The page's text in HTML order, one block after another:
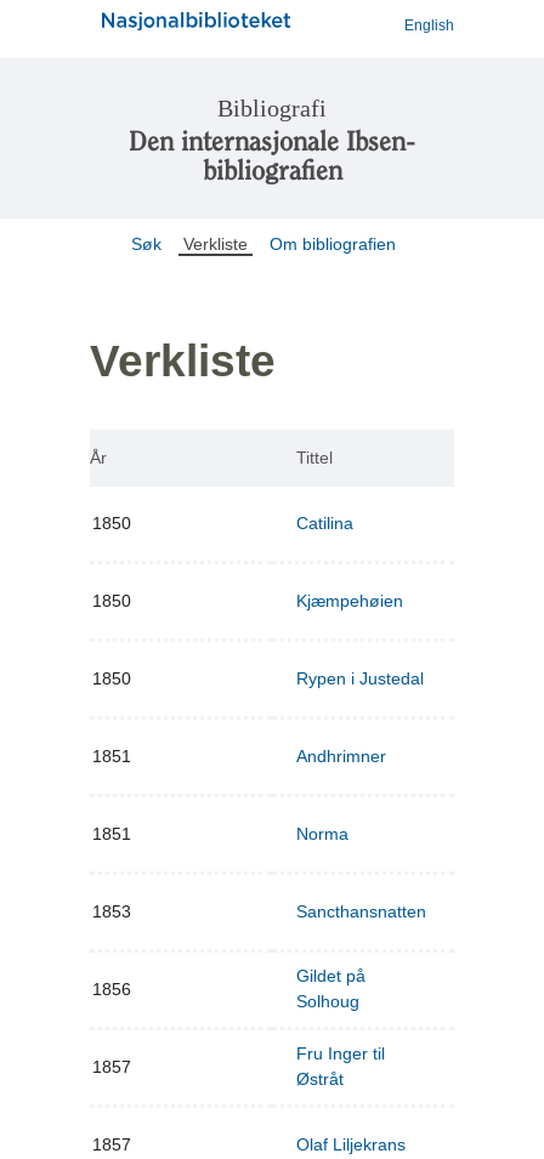
English
Bibliografi
Den internasjonale Ibsen-
bibliografien
Søk Verkliste Om bibliografien
Verkliste
År Tittel
1850 Catilina
1850 Kjæmpehøien
1850 Rypen i Justedal
1851 Andhrimner
1851 Norma
1853 Sancthansnatten
1856
Gildet på
Solhoug
1857
Fru Inger til
Østråt
1857 Olaf Liljekrans